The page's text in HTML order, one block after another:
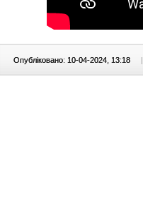
Опубліковано: 10-04-2024, 13:18 |